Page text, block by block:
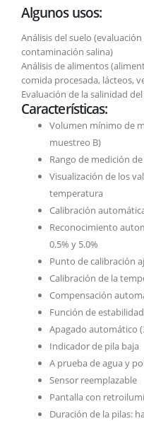
Algunos usos:
Análisis del suelo
contaminación salina)
Análisis de alimentos
comida procesada, lácteos,
Evaluación de la salinidad
Características:
Volumen mínimo de
muestreo B)
Rango de medición de
Visualización de los
temperatura
Calibración
Reconocimiento
0.5% y 5.0%
Punto de calibración
Calibración de la
Compensación
Función de
Apagado automático
Indicador de pila baja
A prueba de agua y
Sensor reemplazable
Pantalla con
Duración de la pilas: